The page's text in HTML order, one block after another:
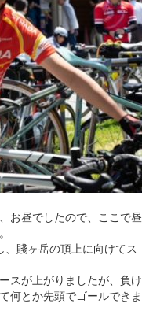
お昼でしたので、ここで昼
賤ヶ岳の頂上に向けてス
スが上がりましたが、負け
何とか先頭でゴールできま